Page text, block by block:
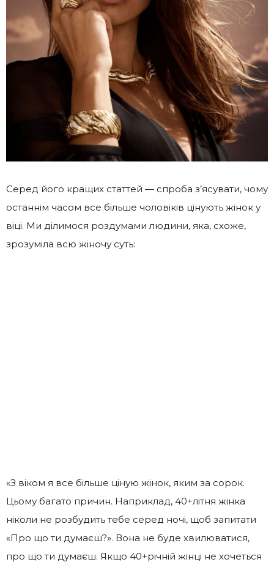
Серед його кращих статтей — спроба з’ясувати, чому
останнім часом все більше чоловіків цінують жінок у
віці. Ми ділимося роздумами людини, яка, схоже,
зрозуміла всю жіночу суть:
«З віком я все більше ціную жінок, яким за сорок.
Цьому багато причин. Наприклад, 40+літня жінка
ніколи не розбудить тебе серед ночі, щоб запитати
«Про що ти думаєш?». Вона не буде хвилюватися,
про що ти думаєш. Якщо 40+річній жінці не хочеться